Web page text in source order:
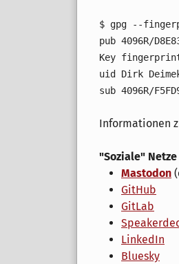
$ gpg --
pub 4096R/
Key fingerprint
uid Dirk
sub 4096R/
Informationen
"Soziale"
Mastodon
GitHub
GitLab
LinkedIn
Bluesky